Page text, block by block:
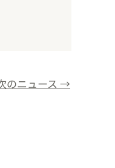
のニュース →